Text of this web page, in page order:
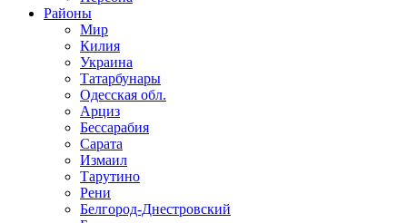
Районы
Мир
Килия
Украина
Татарбунары
Одесская обл.
Арциз
Бессарабия
Сарата
Измаил
Тарутино
Рени
Белгород-Днестровский